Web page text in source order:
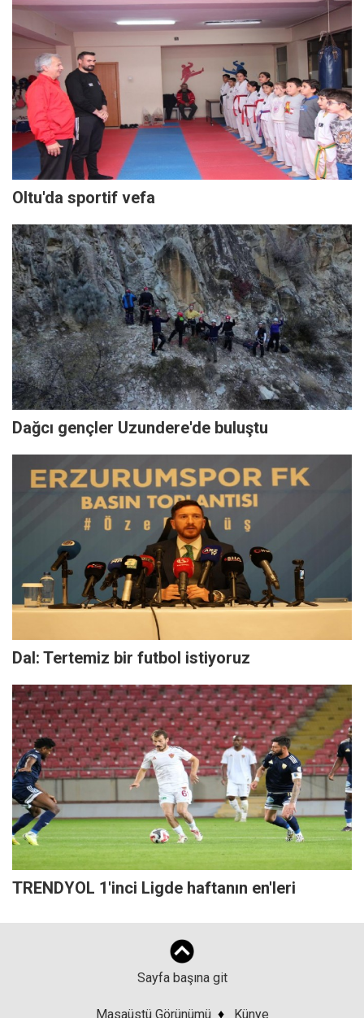
Oltu'da sportif vefa
Dağcı gençler Uzundere'de buluştu
Dal: Tertemiz bir futbol istiyoruz
TRENDYOL 1'inci Ligde haftanın en'leri
Sayfa başına git
Masaüstü Görünümü ♦ Künye